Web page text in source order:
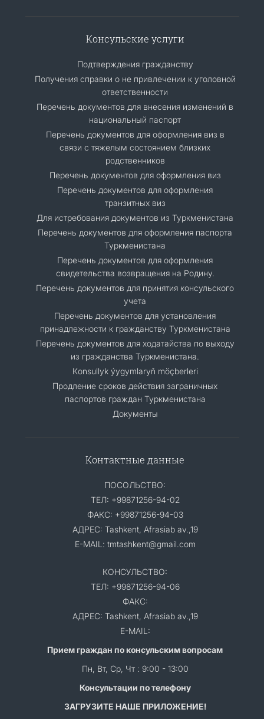
Консульские услуги
Подтверждения гражданству
Получения справки о не привлечении к уголовной
ответственности
Перечень документов для внесения изменений в
национальный паспорт
Перечень документов для оформления виз в
связи с тяжелым состоянием близких
родственников
Перечень документов для оформления виз
Перечень документов для оформления
транзитных виз
Для истребования документов из Туркменистана
Перечень документов для оформления паспорта
Туркменистана
Перечень документов для оформления
свидетельства возвращения на Родину.
Перечень документов для принятия консульского
учета
Перечень документов для установления
принадлежности к гражданству Туркменистана
Перечень документов для ходатайства по выходу
из гражданства Туркменистана.
Кonsullyk ýygymlaryň möçberleri
Продление сроков действия заграничных
паспортов граждан Туркменистана
Документы
Контактные данные
ПОСОЛЬСТВО:
ТЕЛ: +99871256-94-02
ФАКС: +99871256-94-03
АДРЕС: Tashkent, Afrasiab av.,19
E-MAIL: tmtashkent@gmail.com
КОНСУЛЬСТВО:
ТЕЛ: +99871256-94-06
ФАКС:
АДРЕС: Tashkent, Afrasiab av.,19
E-MAIL:
Прием граждан по консульским вопросам
Пн, Вт, Ср, Чт : 9:00 - 13:00
Консультации по телефону
ЗАГРУЗИТЕ НАШЕ ПРИЛОЖЕНИЕ!